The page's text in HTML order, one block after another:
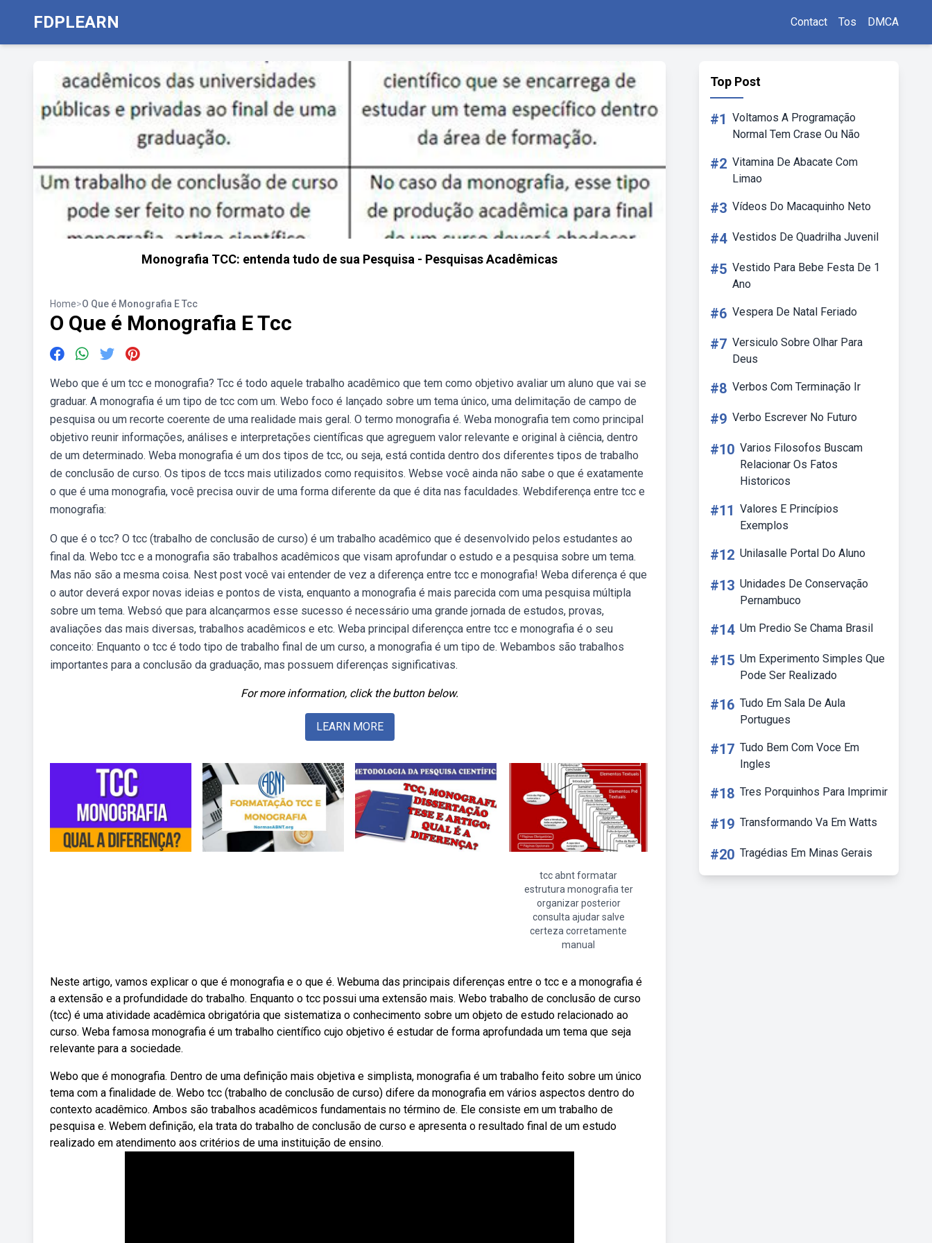
FDPLEARN Contact Tos DMCA
Monografia TCC: entenda tudo de sua Pesquisa - Pesquisas Acadêmicas
Home>O Que é Monografia E Tcc
O Que é Monografia E Tcc
Webo que é um tcc e monografia? Tcc é todo aquele trabalho acadêmico que tem como objetivo avaliar um aluno que vai se
graduar. A monografia é um tipo de tcc com um. Webo foco é lançado sobre um tema único, uma delimitação de campo de
pesquisa ou um recorte coerente de uma realidade mais geral. O termo monografia é. Weba monografia tem como principal
objetivo reunir informações, análises e interpretações científicas que agreguem valor relevante e original à ciência, dentro
de um determinado. Weba monografia é um dos tipos de tcc, ou seja, está contida dentro dos diferentes tipos de trabalho
de conclusão de curso. Os tipos de tccs mais utilizados como requisitos. Webse você ainda não sabe o que é exatamente
o que é uma monografia, você precisa ouvir de uma forma diferente da que é dita nas faculdades. Webdiferença entre tcc e
monografia:
O que é o tcc? O tcc (trabalho de conclusão de curso) é um trabalho acadêmico que é desenvolvido pelos estudantes ao
final da. Webo tcc e a monografia são trabalhos acadêmicos que visam aprofundar o estudo e a pesquisa sobre um tema.
Mas não são a mesma coisa. Nest post você vai entender de vez a diferença entre tcc e monografia! Weba diferença é que
o autor deverá expor novas ideias e pontos de vista, enquanto a monografia é mais parecida com uma pesquisa múltipla
sobre um tema. Websó que para alcançarmos esse sucesso é necessário uma grande jornada de estudos, provas,
avaliações das mais diversas, trabalhos acadêmicos e etc. Weba principal diferençca entre tcc e monografia é o seu
conceito: Enquanto o tcc é todo tipo de trabalho final de um curso, a monografia é um tipo de. Webambos são trabalhos
importantes para a conclusão da graduação, mas possuem diferenças significativas.
For more information, click the button below.
LEARN MORE
tcc abnt formatar
estrutura monografia ter
organizar posterior
consulta ajudar salve
certeza corretamente
manual
Neste artigo, vamos explicar o que é monografia e o que é. Webuma das principais diferenças entre o tcc e a monografia é
a extensão e a profundidade do trabalho. Enquanto o tcc possui uma extensão mais. Webo trabalho de conclusão de curso
(tcc) é uma atividade acadêmica obrigatória que sistematiza o conhecimento sobre um objeto de estudo relacionado ao
curso. Weba famosa monografia é um trabalho científico cujo objetivo é estudar de forma aprofundada um tema que seja
relevante para a sociedade.
Webo que é monografia. Dentro de uma definição mais objetiva e simplista, monografia é um trabalho feito sobre um único
tema com a finalidade de. Webo tcc (trabalho de conclusão de curso) difere da monografia em vários aspectos dentro do
contexto acadêmico. Ambos são trabalhos acadêmicos fundamentais no término de. Ele consiste em um trabalho de
pesquisa e. Webem definição, ela trata do trabalho de conclusão de curso e apresenta o resultado final de um estudo
realizado em atendimento aos critérios de uma instituição de ensino.
Top Post
#1 Voltamos A Programação
Normal Tem Crase Ou Não
#2 Vitamina De Abacate Com
Limao
#3 Vídeos Do Macaquinho Neto
#4 Vestidos De Quadrilha Juvenil
#5 Vestido Para Bebe Festa De 1
Ano
#6 Vespera De Natal Feriado
#7 Versiculo Sobre Olhar Para
Deus
#8 Verbos Com Terminação Ir
#9 Verbo Escrever No Futuro
#10 Varios Filosofos Buscam
Relacionar Os Fatos
Historicos
#11 Valores E Princípios
Exemplos
#12 Unilasalle Portal Do Aluno
#13 Unidades De Conservação
Pernambuco
#14 Um Predio Se Chama Brasil
#15 Um Experimento Simples Que
Pode Ser Realizado
#16 Tudo Em Sala De Aula
Portugues
#17 Tudo Bem Com Voce Em
Ingles
#18 Tres Porquinhos Para Imprimir
#19 Transformando Va Em Watts
#20 Tragédias Em Minas Gerais